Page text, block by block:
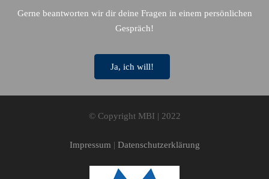
Gerne beantworten wir dir deine Fragen in einem persönlichen
Gespräch!
Ja, ich will!
© Copyright MBI | 2022
Impressum | Datenschutzerklärung